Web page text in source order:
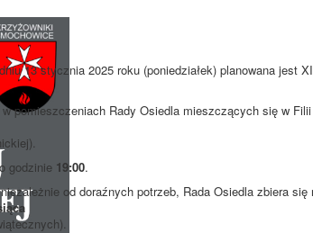
13 stycznia 2025 roku (poniedziałek) planowana jest
pomieszczeniach Rady Osiedla mieszczących się w
godzinie 19:00.
od doraźnych potrzeb, Rada Osiedla zbiera